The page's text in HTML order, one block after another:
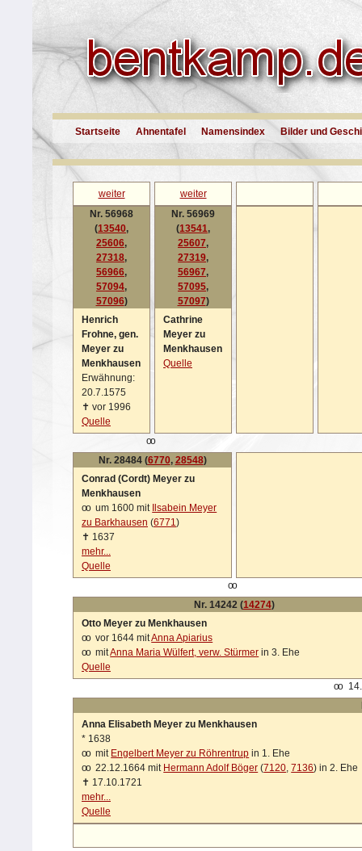
Startseite Ahnentafel Namensindex Bilder und
weiter
weiter
Nr. 56968
(13540,
25606,
27318,
56966,
57094,
57096)
Henrich
Frohne, gen.
Meyer zu
Menkhausen
Erwähnung:
20.7.1575
✝ vor 1996
Quelle
Nr. 56969
(13541,
25607,
27319,
56967,
57095,
57097)
Cathrine
Meyer zu
Menkhausen
Quelle
oo
Nr. 28484 (6770, 28548)
Conrad (Cordt) Meyer zu
Menkhausen
oo um 1600 mit Ilsabein Meyer
zu Barkhausen (6771)
✝ 1637
mehr...
Quelle
oo
Nr. 14242 (14274)
Otto Meyer zu Menkhausen
oo vor 1644 mitAnna Apiarius
oo mitAnna Maria Wülfert, verw. Stürmer in 3. Ehe
Quelle
oo
Anna Elisabeth Meyer zu Menkhausen
* 1638
oo mit Engelbert Meyer zu Röhrentrup in 1. Ehe
oo 22.12.1664 mit Hermann Adolf Böger (7120,7136) in 2. Ehe
✝ 17.10.1721
mehr...
Quelle